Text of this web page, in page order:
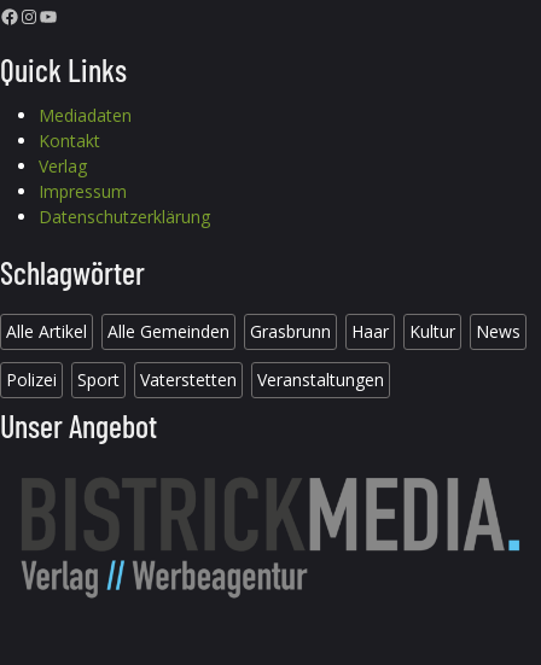
Facebook InstagramYouTube
Quick Links
Mediadaten
Kontakt
Verlag
Impressum
Datenschutzerklärung
Schlagwörter
Alle Artikel Alle Gemeinden Grasbrunn Haar Kultur News
Polizei Sport Vaterstetten Veranstaltungen
Unser Angebot